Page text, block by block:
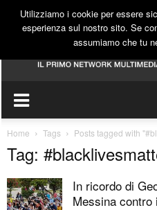
Home Tags Posts tagged with
Tag:
In ricordo di
Messina
Utilizziamo i cookie per essere
esperienza sul nostro sito. Se
assumiamo che tu